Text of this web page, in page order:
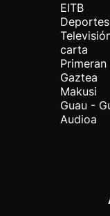
EITB
Deportes
carta
Primeran
Gaztea
Makusi
Guau -
Audioa